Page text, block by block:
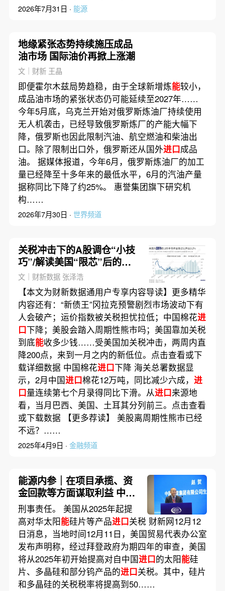
2026年7月31日 · 能源
地缘紧张态势持续施压成品
油市场 国际油价再掀上涨潮
文｜财新 王晶
即便霍尔木兹局势趋稳，由于全球新增炼能较小，
成品油市场的紧张状态仍可能延续至2027年……
今年5月底，乌克兰开始对俄罗斯炼油厂持续使用
无人机袭击，已经导致俄罗斯炼厂的产能大幅下
降，俄罗斯也因此限制汽油、航空燃油和柴油出
口。除了限制出口外，俄罗斯还从国外进口成品
油。 据媒体报道，今年6月，俄罗斯炼油厂的加工
量已经降至十多年来的最低水平，6月的汽油产量
据称同比下降了约25%。 惠誉集团旗下研究机
构……
2026年7月30日 · 世界频道
关税冲击下的A股调仓“小技
巧”/解读美国“限芯”后的半
导体贸易现状｜数据精华
文｜财新数据 张泽浩
【本文为财新数据通用户专享内容导读】更多精华
内容还有：“新债王”冈拉克预警剧烈市场波动下有
人会破产；运价指数被关税担忧拉低；中国棉花进
口下降；美股会踏入周期性熊市吗；美国靠加关税
到底能收多少钱……受美国加关税冲击，两周内直
降200点，来到一月之内的新低位。点击查看或下
载详细数据 中国棉花进口下降 海关总署数据显
示，2月中国进口棉花12万吨，同比减少六成， 进
口量连续第七个月录得同比下滑。从进口来源地
看，当月巴西、美国、土耳其分列前三。点击查看
或下载数据 【更多荐读】 美股离周期性熊市已经
不远？……
2025年4月9日 · 金融频道
能源内参｜在项目承揽、资
金回款等方面谋取利益 中国
华能原副总工赵贺被公诉；
美国从2025年起提高对华太
阳能硅片等产品进口关税
刑事责任。 美国从2025年起提
高对华太阳能硅片等产品进口关税 财新网12月12
日消息，当地时间12月11日，美国贸易代表办公室
发布声明称，经过拜登政府为期四年的审查，美国
将从2025年初开始提高对自中国进口的太阳能硅
片、多晶硅和部分钨产品的进口关税。其中，硅片
和多晶硅的关税税率将提高到50……